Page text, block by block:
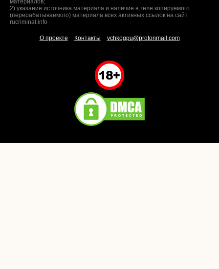
материалов;
2) указание источника материала и наличие в теле копируемого
(перерабатываемого) материала всех активных ссылок на сайт
rucriminal.info
О проекте Контакты vchkogpu@protonmail.com